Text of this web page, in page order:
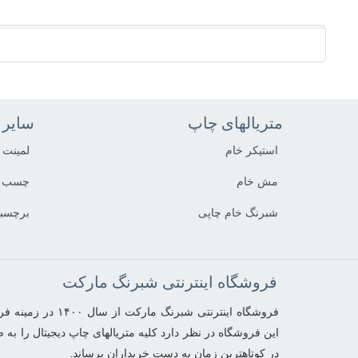
متریالهای چاپ
استیکر خام
مش خام
شبرنگ خام چاپی
سایر
لمینت
چسب
فروشگاه اینترنتی شبرنگ مارکت
فروشگاه
این فروشگاه در نظر دارد کلیه متریالهای چاپ دیجیتال
در کوتاهترین زمان به دست خریداران برساند.